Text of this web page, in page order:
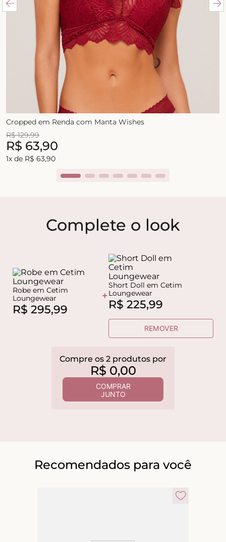
Cropped em Renda com Manta Wishes
R$ 129,99
R$ 63,90
1x de R$ 63,90
Complete o look
Robe em Cetim
Loungewear
R$ 295,99
+
Short Doll em Cetim
Loungewear
R$ 225,99
REMOVER
Compre os 2 produtos por
R$ 0,00
COMPRAR
JUNTO
Recomendados para você